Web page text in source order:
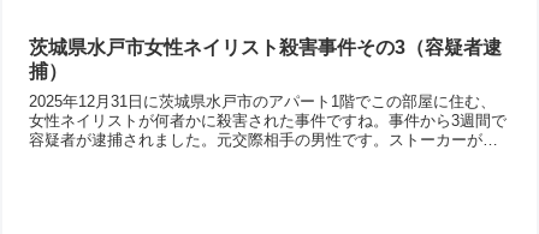
茨城県水戸市女性ネイリスト殺害事件その3（容疑者逮
捕）
2025年12月31日に茨城県水戸市のアパート1階でこの部屋に住む、
女性ネイリストが何者かに殺害された事件ですね。事件から3週間で
容疑者が逮捕されました。元交際相手の男性です。ストーカーが疑